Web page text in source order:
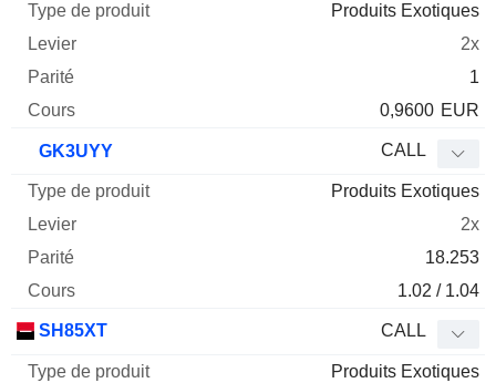
Produits Exotiques
2x
1
0,9600 EUR
GK3UYY CALL
Produits Exotiques
2x
18.253
1.02 / 1.04
SH85XT CALL
Produits Exotiques